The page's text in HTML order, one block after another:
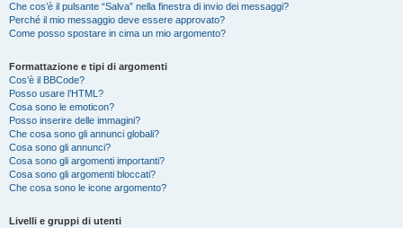
Che cos’è il pulsante “Salva” nella finestra di invio dei messaggi?
Perché il mio messaggio deve essere approvato?
Come posso spostare in cima un mio argomento?
Formattazione e tipi di argomenti
Cos’è il BBCode?
Posso usare l’HTML?
Cosa sono le emoticon?
Posso inserire delle immagini?
Che cosa sono gli annunci globali?
Cosa sono gli annunci?
Cosa sono gli argomenti importanti?
Cosa sono gli argomenti bloccati?
Che cosa sono le icone argomento?
Livelli e gruppi di utenti